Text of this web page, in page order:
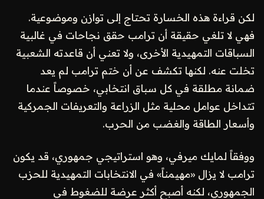
لكن قراءة هذه الخسارة تحتاج إلى توازن وموضوعية.
فهي لا تلغي حقيقة أن ترامب حقق نجاحات في غالبية
السباقات التمهيدية الأخرى، ولا تعني أن قاعدته الشعبية
تخلت عنه. لكنها تكشف عن أن ختم ترامب لم يعد
ضمانة مطلقة في كل سباق انتخابي، خصوصاً عندما
تتداخل عوامل محلية مثل الزراعة والتعريفات الجمركية
وأسعار الطاقة والغضب من الحرب.
ووفقاً لمايك ميرفي، وهو استراتيجي جمهوري، قد يكون
ترامب لا يزال «مهيمناً» في الانتخابات التمهيدية للحزب
الجمهوري، لكنه أصبح أكثر عرضة للضغوط في